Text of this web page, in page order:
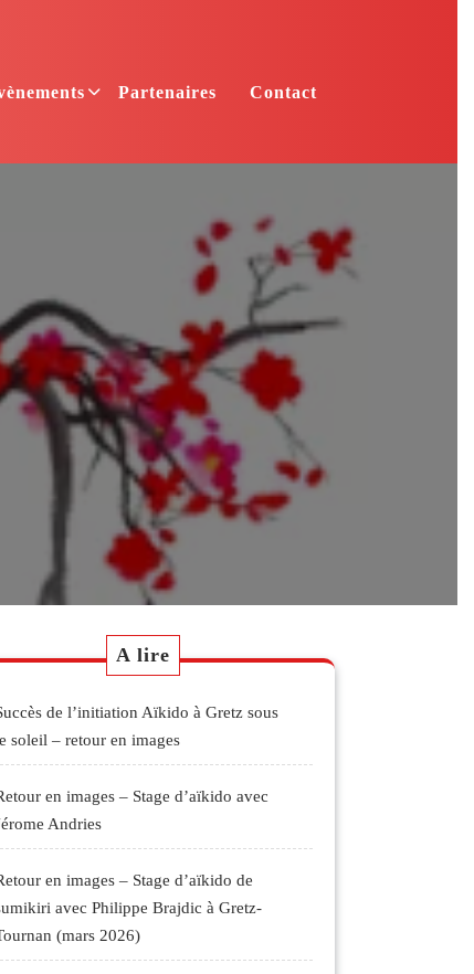
Partenaires Contact
A lire
de l’initiation Aïkido à Gretz sous
soleil – retour en images
en images – Stage d’aïkido avec
Andries
en images – Stage d’aïkido de
avec Philippe Brajdic à Gretz-
(mars 2026)